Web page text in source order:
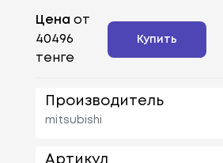
Цена от
40496
тенге
Купить
Производитель
mitsubishi
Артикул